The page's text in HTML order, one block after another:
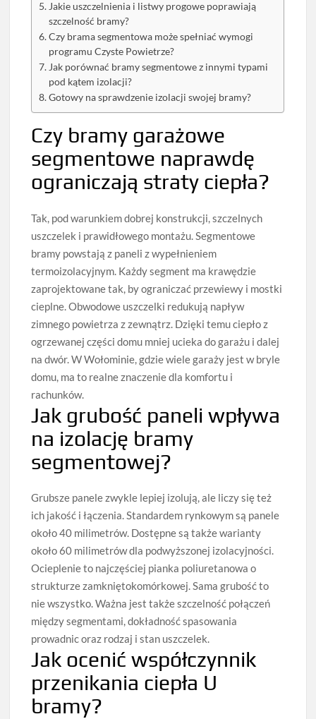
Jakie uszczelnienia i listwy progowe poprawiają
szczelność bramy?
Czy brama segmentowa może spełniać wymogi
programu Czyste Powietrze?
Jak porównać bramy segmentowe z innymi typami
pod kątem izolacji?
Gotowy na sprawdzenie izolacji swojej bramy?
Czy bramy garażowe
segmentowe naprawdę
ograniczają straty ciepła?
Tak, pod warunkiem dobrej konstrukcji, szczelnych
uszczelek i prawidłowego montażu. Segmentowe
bramy powstają z paneli z wypełnieniem
termoizolacyjnym. Każdy segment ma krawędzie
zaprojektowane tak, by ograniczać przewiewy i mostki
cieplne. Obwodowe uszczelki redukują napływ
zimnego powietrza z zewnątrz. Dzięki temu ciepło z
ogrzewanej części domu mniej ucieka do garażu i dalej
na dwór. W Wołominie, gdzie wiele garaży jest w bryle
domu, ma to realne znaczenie dla komfortu i
rachunków.
Jak grubość paneli wpływa
na izolację bramy
segmentowej?
Grubsze panele zwykle lepiej izolują, ale liczy się też
ich jakość i łączenia. Standardem rynkowym są panele
około 40 milimetrów. Dostępne są także warianty
około 60 milimetrów dla podwyższonej izolacyjności.
Ocieplenie to najczęściej pianka poliuretanowa o
strukturze zamkniętokomórkowej. Sama grubość to
nie wszystko. Ważna jest także szczelność połączeń
między segmentami, dokładność spasowania
prowadnic oraz rodzaj i stan uszczelek.
Jak ocenić współczynnik
przenikania ciepła U
bramy?